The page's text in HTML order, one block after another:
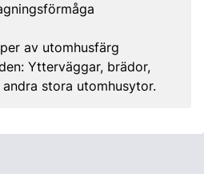
av utomhusfärg
Ytterväggar, brädor,
stora utomhusytor.